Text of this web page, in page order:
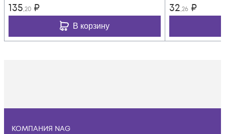
135,20 ₽
В корзину
32,26 ₽
КОМПАНИЯ NAG